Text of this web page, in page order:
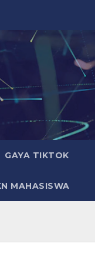
GAYA TIKTOK
MAHASISWA